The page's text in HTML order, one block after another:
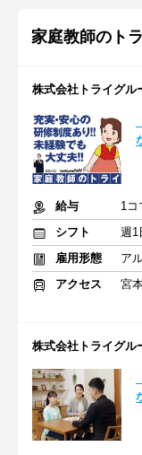
家庭教師のト
株式会社トライグ
給与
1コ
シフト
雇用形態
ア
アクセス
宮
株式会社トライグ